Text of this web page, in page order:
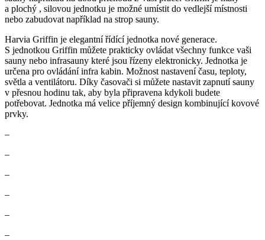
a plochý , silovou jednotku je možné umístit do vedlejší místnosti
nebo zabudovat například na strop sauny.
Harvia Griffin je elegantní řídící jednotka nové generace.
S jednotkou Griffin můžete prakticky ovládat všechny funkce vaši
sauny nebo infrasauny které jsou řízeny elektronicky. Jednotka je
určena pro ovládání infra kabin. Možnost nastavení času, teploty,
světla a ventilátoru. Díky časovači si můžete nastavit zapnutí sauny
v přesnou hodinu tak, aby byla připravena kdykoli budete
potřebovat. Jednotka má velice příjemný design kombinující kovové
prvky.
–
–
–
–
–
–